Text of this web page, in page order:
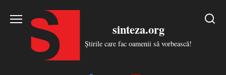
sinteza.org
Știrile care fac oamenii să vorbească!